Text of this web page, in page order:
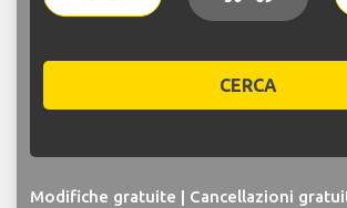
CERCA
Modifiche gratuite | Cancellazioni